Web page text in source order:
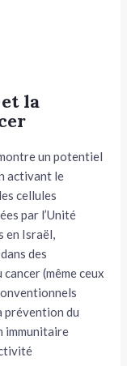
la
un potentiel
activant le
cellules
par l’Unité
en Israël,
des
(même ceux
prévention du
immunitaire